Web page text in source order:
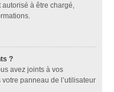
autorisé à être chargé,
?
avez joints à vos
panneau de l’utilisateur